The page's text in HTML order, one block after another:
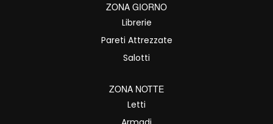
ZONA GIORNO
Librerie
Pareti Attrezzate
Salotti
ZONA NOTTE
Letti